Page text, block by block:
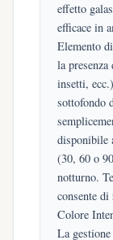
effetto
efficace in
Elemento
la
insetti,
sottofondo
disponibile
(30, 60 o
notturno.
consente
Colore
La